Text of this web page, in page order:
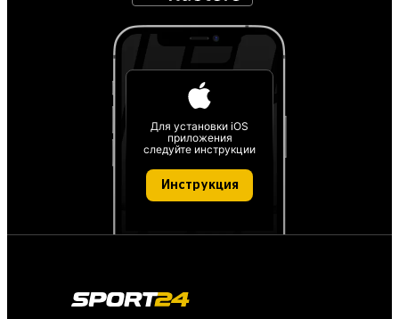
Для установки iOS
приложения
следуйте инструкции
Инструкция